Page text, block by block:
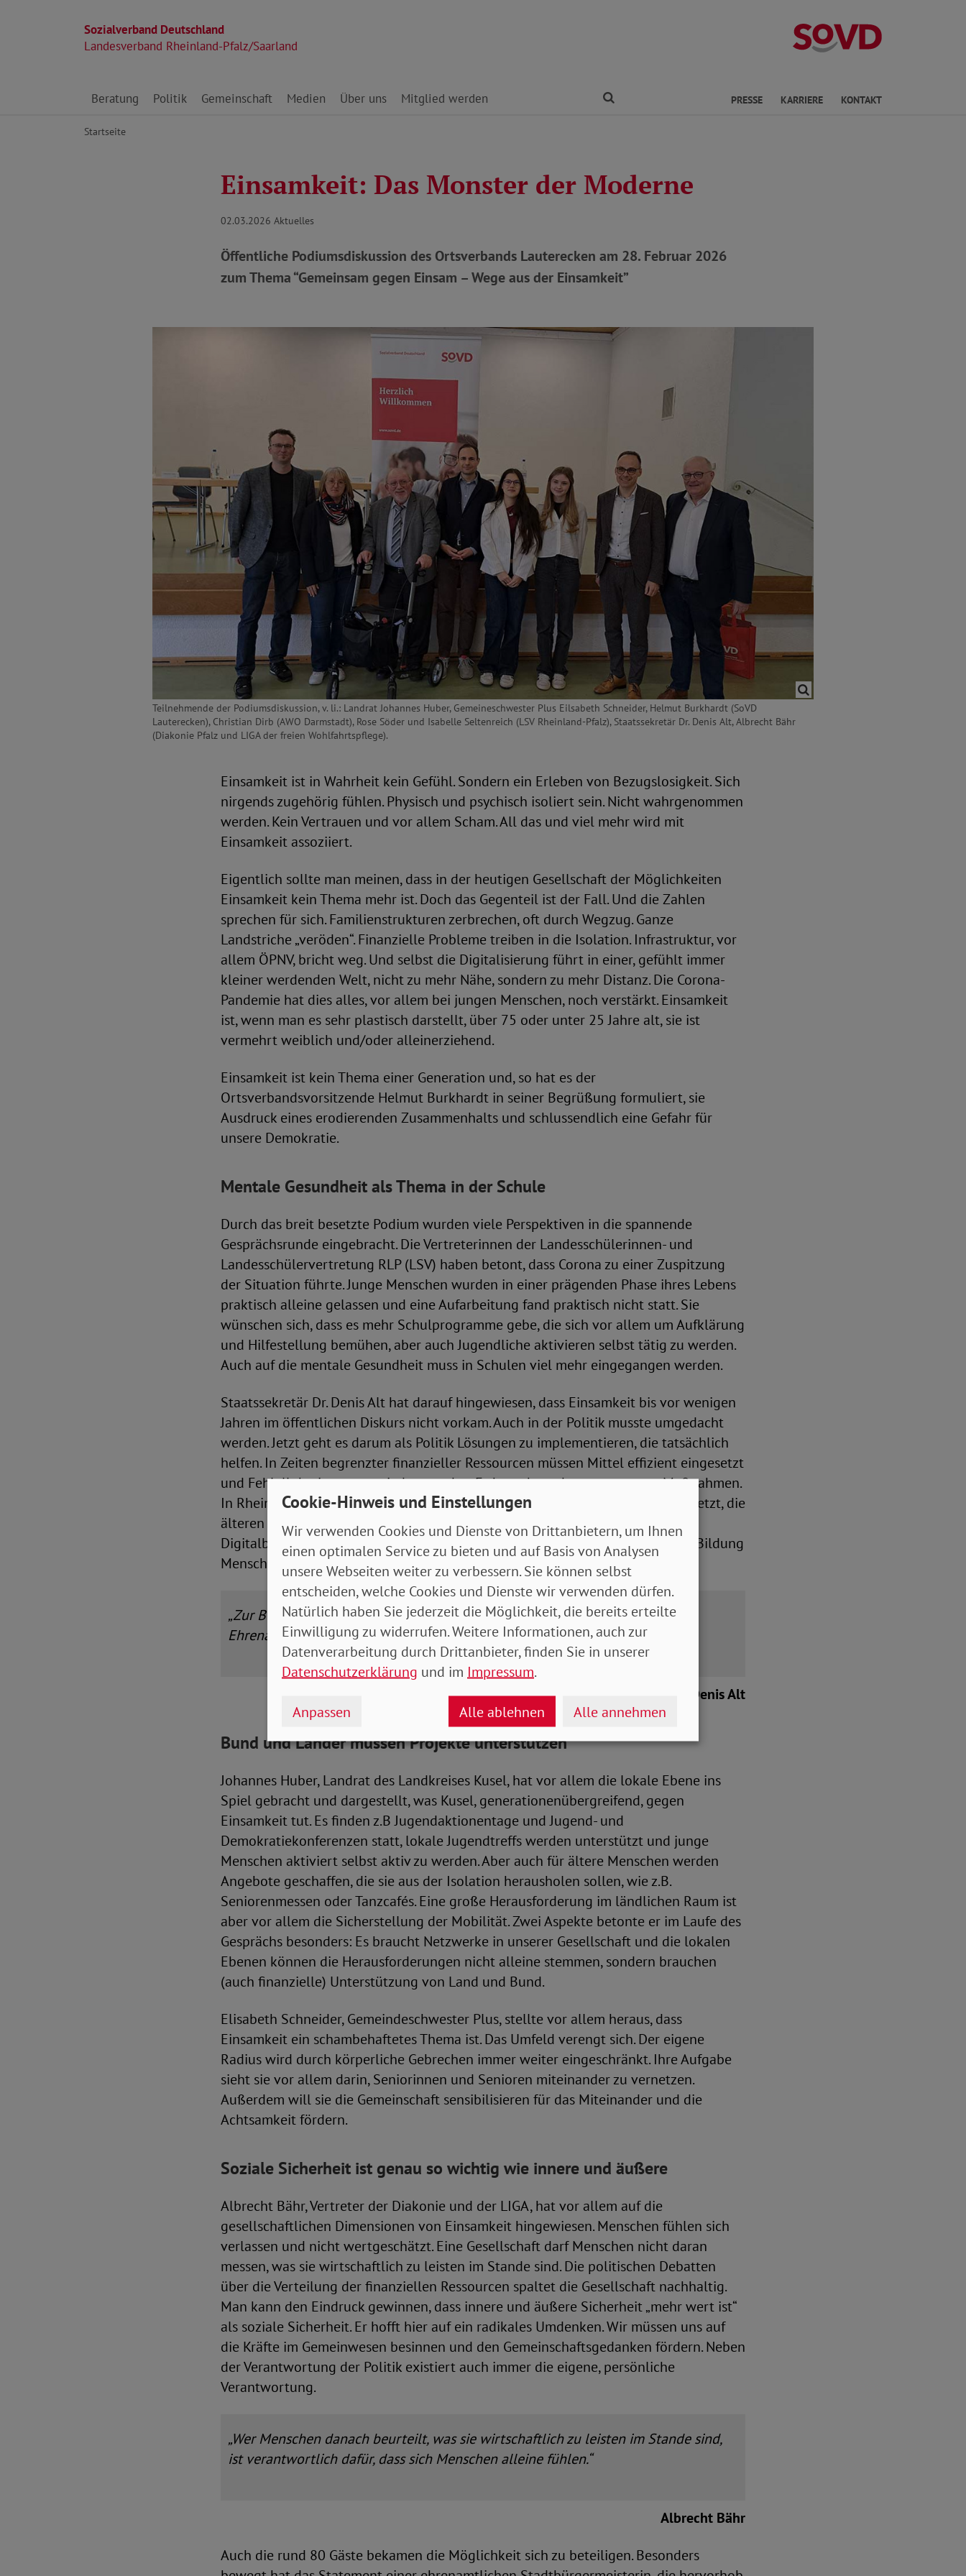
Sozialverband Deutschland
Landesverband Rheinland-Pfalz/Saarland
Landesverband
Direkt zu den Inhalten springen
Beratung Politik Gemeinschaft Medien Über uns Mitglied werden PRESSE KARRIERE KONTAKT
Startseite
Einsamkeit: Das Monster der Moderne
02.03.2026 Aktuelles
Öffentliche Podiumsdiskussion des Ortsverbands Lauterecken am 28. Februar 2026
zum Thema “Gemeinsam gegen Einsam – Wege aus der Einsamkeit”
Teilnehmende der Podiumsdiskussion, v. li.: Landrat Johannes Huber, Gemeineschwester Plus Eilsabeth Schneider, Helmut Burkhardt (SoVD
Lauterecken), Christian Dirb (AWO Darmstadt), Rose Söder und Isabelle Seltenreich (LSV Rheinland-Pfalz), Staatssekretär Dr. Denis Alt, Albrecht Bähr
(Diakonie Pfalz und LIGA der freien Wohlfahrtspflege).
Einsamkeit ist in Wahrheit kein Gefühl. Sondern ein Erleben von Bezugslosigkeit. Sich
nirgends zugehörig fühlen. Physisch und psychisch isoliert sein. Nicht wahrgenommen
werden. Kein Vertrauen und vor allem Scham. All das und viel mehr wird mit
Einsamkeit assoziiert.
Eigentlich sollte man meinen, dass in der heutigen Gesellschaft der Möglichkeiten
Einsamkeit kein Thema mehr ist. Doch das Gegenteil ist der Fall. Und die Zahlen
sprechen für sich. Familienstrukturen zerbrechen, oft durch Wegzug. Ganze
Landstriche „veröden“. Finanzielle Probleme treiben in die Isolation. Infrastruktur, vor
allem ÖPNV, bricht weg. Und selbst die Digitalisierung führt in einer, gefühlt immer
kleiner werdenden Welt, nicht zu mehr Nähe, sondern zu mehr Distanz. Die Corona-
Pandemie hat dies alles, vor allem bei jungen Menschen, noch verstärkt. Einsamkeit
ist, wenn man es sehr plastisch darstellt, über 75 oder unter 25 Jahre alt, sie ist
vermehrt weiblich und/oder alleinerziehend.
Einsamkeit ist kein Thema einer Generation und, so hat es der
Ortsverbandsvorsitzende Helmut Burkhardt in seiner Begrüßung formuliert, sie
Ausdruck eines erodierenden Zusammenhalts und schlussendlich eine Gefahr für
unsere Demokratie.
Mentale Gesundheit als Thema in der Schule
Durch das breit besetzte Podium wurden viele Perspektiven in die spannende
Gesprächsrunde eingebracht. Die Vertreterinnen der Landesschülerinnen- und
Landesschülervertretung RLP (LSV) haben betont, dass Corona zu einer Zuspitzung
der Situation führte. Junge Menschen wurden in einer prägenden Phase ihres Lebens
praktisch alleine gelassen und eine Aufarbeitung fand praktisch nicht statt. Sie
wünschen sich, dass es mehr Schulprogramme gebe, die sich vor allem um Aufklärung
und Hilfestellung bemühen, aber auch Jugendliche aktivieren selbst tätig zu werden.
Auch auf die mentale Gesundheit muss in Schulen viel mehr eingegangen werden.
Staatssekretär Dr. Denis Alt hat darauf hingewiesen, dass Einsamkeit bis vor wenigen
Jahren im öffentlichen Diskurs nicht vorkam. Auch in der Politik musste umgedacht
werden. Jetzt geht es darum als Politik Lösungen zu implementieren, die tatsächlich
helfen. In Zeiten begrenzter finanzieller Ressourcen müssen Mittel effizient eingesetzt
und Fehlallokationen vermieden werden. Es braucht zudem passgenaue Maßnahmen.
In Rheinland-Pfalz wird deshalb u.a. stark auf die Gemeindeschwester Plus gesetzt, die
älteren Menschen bei ihrem Weg aus der Isolation unterstützen soll. Auch die
Digitalbotschafter verfolgen einen ähnlichen Ansatz, indem sie durch digitale Bildung
Menschen befähigen am digitalen, gesellschaftlichen Leben teilzuhaben.
„Zur Bekämpfung von Einsamkeit brauchen wir das Ehrenamt. Und diese
Ehrenamtlichen brauchen hauptamtliche Unterstützung.“
Dr. Denis Alt
Bund und Länder müssen Projekte unterstützen
Johannes Huber, Landrat des Landkreises Kusel, hat vor allem die lokale Ebene ins
Spiel gebracht und dargestellt, was Kusel, generationenübergreifend, gegen
Einsamkeit tut. Es finden z.B Jugendaktionentage und Jugend- und
Demokratiekonferenzen statt, lokale Jugendtreffs werden unterstützt und junge
Menschen aktiviert selbst aktiv zu werden. Aber auch für ältere Menschen werden
Angebote geschaffen, die sie aus der Isolation herausholen sollen, wie z.B.
Seniorenmessen oder Tanzcafés. Eine große Herausforderung im ländlichen Raum ist
aber vor allem die Sicherstellung der Mobilität. Zwei Aspekte betonte er im Laufe des
Gesprächs besonders: Es braucht Netzwerke in unserer Gesellschaft und die lokalen
Ebenen können die Herausforderungen nicht alleine stemmen, sondern brauchen
(auch finanzielle) Unterstützung von Land und Bund.
Elisabeth Schneider, Gemeindeschwester Plus, stellte vor allem heraus, dass
Einsamkeit ein schambehaftetes Thema ist. Das Umfeld verengt sich. Der eigene
Radius wird durch körperliche Gebrechen immer weiter eingeschränkt. Ihre Aufgabe
sieht sie vor allem darin, Seniorinnen und Senioren miteinander zu vernetzen.
Außerdem will sie die Gemeinschaft sensibilisieren für das Miteinander und die
Achtsamkeit fördern.
Soziale Sicherheit ist genau so wichtig wie innere und äußere
Albrecht Bähr, Vertreter der Diakonie und der LIGA, hat vor allem auf die
gesellschaftlichen Dimensionen von Einsamkeit hingewiesen. Menschen fühlen sich
verlassen und nicht wertgeschätzt. Eine Gesellschaft darf Menschen nicht daran
messen, was sie wirtschaftlich zu leisten im Stande sind. Die politischen Debatten
über die Verteilung der finanziellen Ressourcen spaltet die Gesellschaft nachhaltig.
Man kann den Eindruck gewinnen, dass innere und äußere Sicherheit „mehr wert ist“
als soziale Sicherheit. Er hofft hier auf ein radikales Umdenken. Wir müssen uns auf
die Kräfte im Gemeinwesen besinnen und den Gemeinschaftsgedanken fördern. Neben
der Verantwortung der Politik existiert auch immer die eigene, persönliche
Verantwortung.
„Wer Menschen danach beurteilt, was sie wirtschaftlich zu leisten im Stande sind,
ist verantwortlich dafür, dass sich Menschen alleine fühlen.“
Albrecht Bähr
Auch die rund 80 Gäste bekamen die Möglichkeit sich zu beteiligen. Besonders
Cookie-Hinweis und Einstellungen
Wir verwenden Cookies und Dienste von Drittanbietern, um Ihnen
einen optimalen Service zu bieten und auf Basis von Analysen
unsere Webseiten weiter zu verbessern. Sie können selbst
entscheiden, welche Cookies und Dienste wir verwenden dürfen.
Natürlich haben Sie jederzeit die Möglichkeit, die bereits erteilte
Einwilligung zu widerrufen. Weitere Informationen, auch zur
Datenverarbeitung durch Drittanbieter, finden Sie in unserer
Datenschutzerklärung und im Impressum.
Anpassen Alle ablehnen Alle annehmen